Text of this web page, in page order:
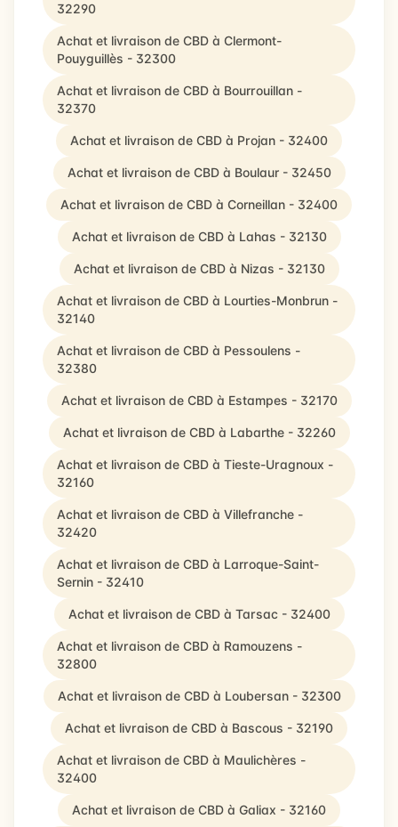
32290
Achat et livraison de CBD à Clermont-
Pouyguillès - 32300
Achat et livraison de CBD à Bourrouillan -
32370
Achat et livraison de CBD à Projan - 32400
Achat et livraison de CBD à Boulaur - 32450
Achat et livraison de CBD à Corneillan - 32400
Achat et livraison de CBD à Lahas - 32130
Achat et livraison de CBD à Nizas - 32130
Achat et livraison de CBD à Lourties-Monbrun -
32140
Achat et livraison de CBD à Pessoulens -
32380
Achat et livraison de CBD à Estampes - 32170
Achat et livraison de CBD à Labarthe - 32260
Achat et livraison de CBD à Tieste-Uragnoux -
32160
Achat et livraison de CBD à Villefranche -
32420
Achat et livraison de CBD à Larroque-Saint-
Sernin - 32410
Achat et livraison de CBD à Tarsac - 32400
Achat et livraison de CBD à Ramouzens -
32800
Achat et livraison de CBD à Loubersan - 32300
Achat et livraison de CBD à Bascous - 32190
Achat et livraison de CBD à Maulichères -
32400
Achat et livraison de CBD à Galiax - 32160